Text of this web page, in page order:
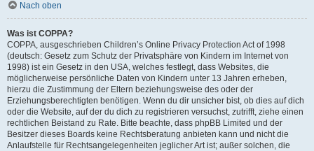
Nach oben
Was ist COPPA?
COPPA, ausgeschrieben Children’s Online Privacy Protection Act of 1998
(deutsch: Gesetz zum Schutz der Privatsphäre von Kindern im Internet von
1998) ist ein Gesetz in den USA, welches festlegt, dass Websites, die
möglicherweise persönliche Daten von Kindern unter 13 Jahren erheben,
hierzu die Zustimmung der Eltern beziehungsweise des oder der
Erziehungsberechtigten benötigen. Wenn du dir unsicher bist, ob dies auf dich
oder die Website, auf der du dich zu registrieren versuchst, zutrifft, ziehe einen
rechtlichen Beistand zu Rate. Bitte beachte, dass phpBB Limited und der
Besitzer dieses Boards keine Rechtsberatung anbieten kann und nicht die
Anlaufstelle für Rechtsangelegenheiten jeglicher Art ist; außer solchen, die